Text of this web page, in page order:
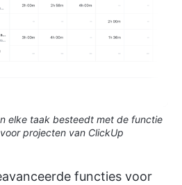
elke taak besteedt met de functie
projecten van ClickUp
functies voor